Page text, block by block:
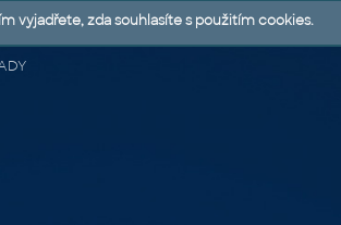
vyjadřete, zda souhlasíte s použitím cookies.